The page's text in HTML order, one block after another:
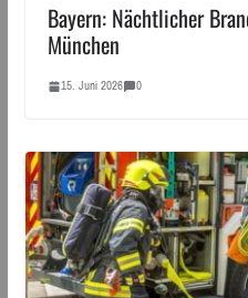
Bayern: Nächtlicher
München
15. Juni 2026 0